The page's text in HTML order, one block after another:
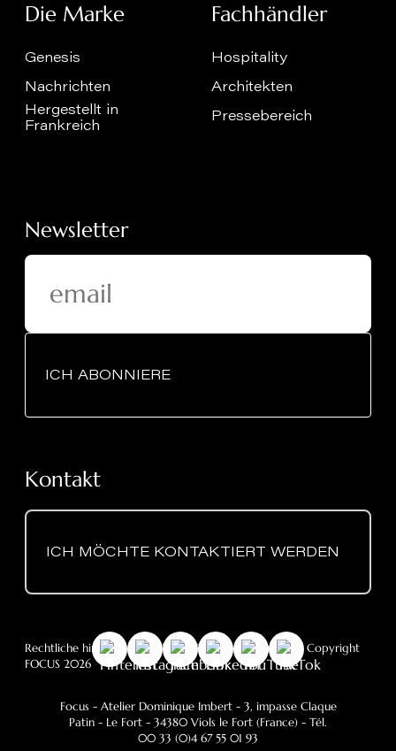
Die Marke
Genesis
Nachrichten
Hergestellt in
Frankreich
Fachhändler
Hospitality
Architekten
Pressebereich
Newsletter
ICH ABONNIERE
Kontakt
ICH MÖCHTE KONTAKTIERT WERDEN
Rechtliche hinweise -DSGVO - Cookie-Richtlinie- © Copyright
FOCUS 2026
Focus - Atelier Dominique Imbert- 3, impasse Claque
Patin - Le Fort - 34380 Viols le Fort (France) - Tél.
00 33 (0)4 67 55 01 93